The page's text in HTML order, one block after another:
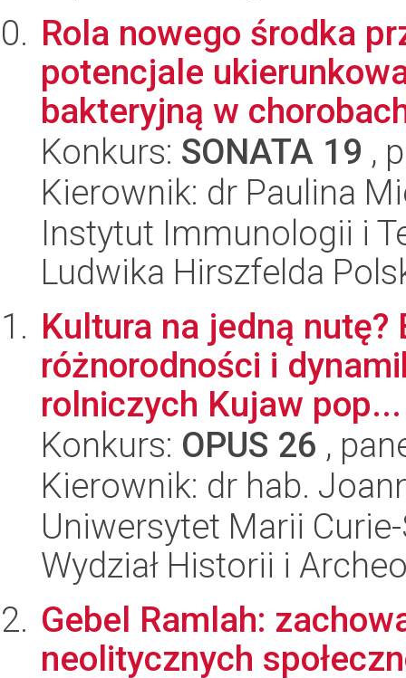
Rola nowego środka
potencjale
bakteryjną w
Konkurs: SONATA 19 ,
Kierownik: dr Paulina
Instytut Immunologii i
Ludwika Hirszfelda
Kultura na jedną
różnorodności i
rolniczych Kujaw pop...
Konkurs: OPUS 26 ,
Kierownik: dr hab.
Uniwersytet Marii
Wydział Historii i
Gebel Ramlah:
neolitycznych